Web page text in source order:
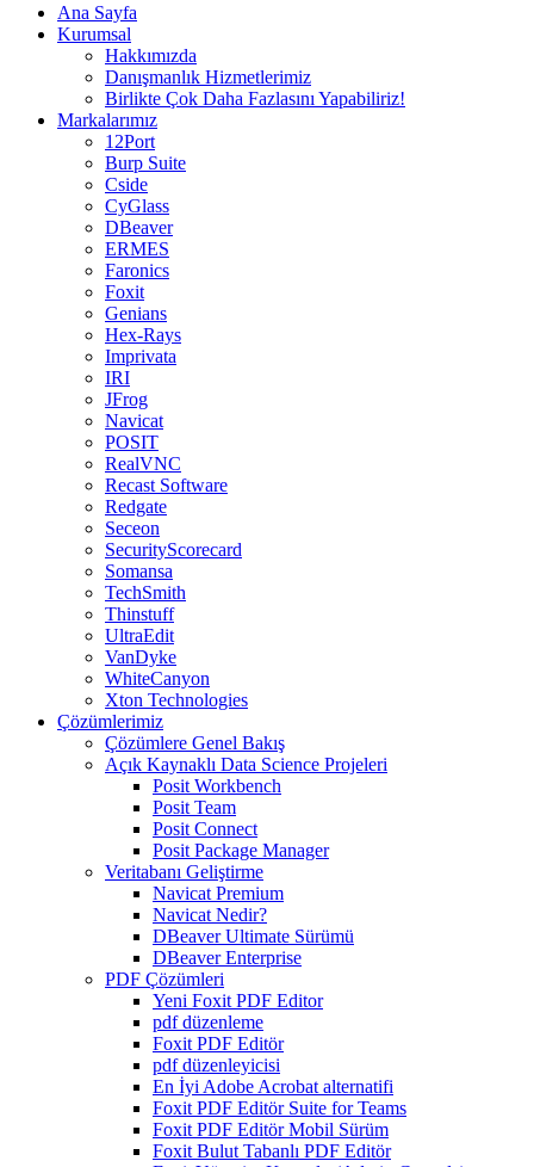
Ana Sayfa
Kurumsal
Hakkımızda
Danışmanlık Hizmetlerimiz
Birlikte Çok Daha Fazlasını Yapabiliriz!
Markalarımız
12Port
Burp Suite
Cside
CyGlass
DBeaver
ERMES
Faronics
Foxit
Genians
Hex-Rays
Imprivata
IRI
JFrog
Navicat
POSIT
RealVNC
Recast Software
Redgate
Seceon
SecurityScorecard
Somansa
TechSmith
Thinstuff
UltraEdit
VanDyke
WhiteCanyon
Xton Technologies
Çözümlerimiz
Çözümlere Genel Bakış
Açık Kaynaklı Data Science Projeleri
Posit Workbench
Posit Team
Posit Connect
Posit Package Manager
Veritabanı Geliştirme
Navicat Premium
Navicat Nedir?
DBeaver Ultimate Sürümü
DBeaver Enterprise
PDF Çözümleri
Yeni Foxit PDF Editor
pdf düzenleme
Foxit PDF Editör
pdf düzenleyicisi
En İyi Adobe Acrobat alternatifi
Foxit PDF Editör Suite for Teams
Foxit PDF Editör Mobil Sürüm
Foxit Bulut Tabanlı PDF Editör